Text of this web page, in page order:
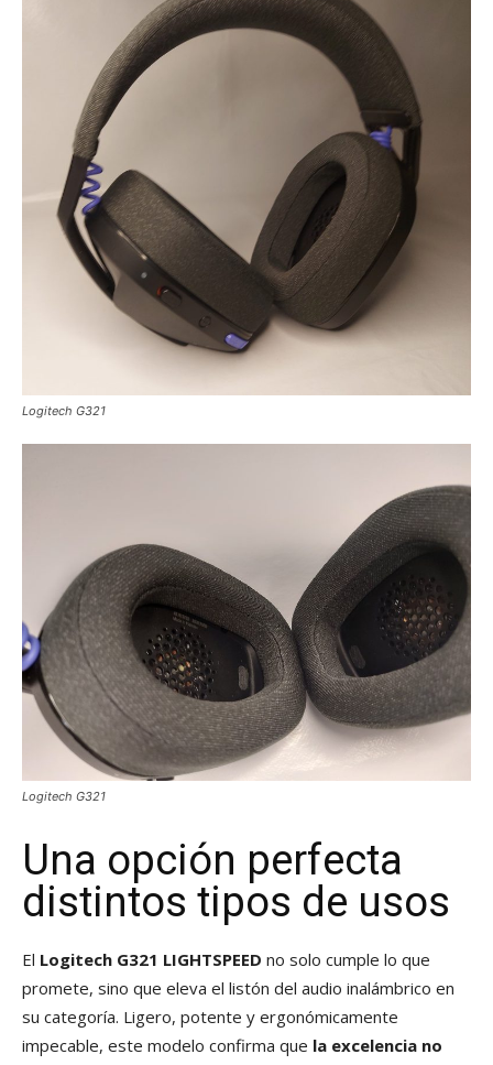
Logitech G321
Logitech G321
Una opción perfecta
distintos tipos de usos
El Logitech G321 LIGHTSPEED no solo cumple lo que
promete, sino que eleva el listón del audio inalámbrico en
su categoría. Ligero, potente y ergonómicamente
impecable, este modelo confirma que la excelencia no